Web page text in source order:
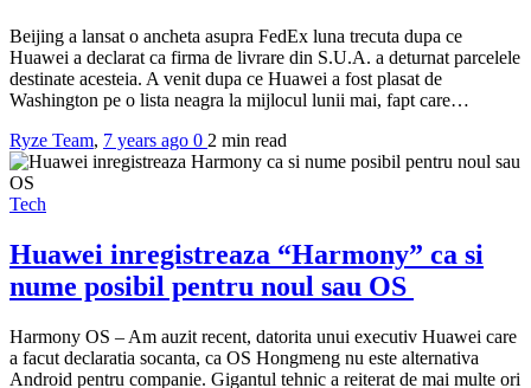
Beijing a lansat o ancheta asupra FedEx luna trecuta dupa ce
Huawei a declarat ca firma de livrare din S.U.A. a deturnat parcelele
destinate acesteia. A venit dupa ce Huawei a fost plasat de
Washington pe o lista neagra la mijlocul lunii mai, fapt care…
Ryze Team, 7 years ago 0 2 min read
Tech
Huawei inregistreaza “Harmony” ca si
nume posibil pentru noul sau OS
Harmony OS – Am auzit recent, datorita unui executiv Huawei care
a facut declaratia socanta, ca OS Hongmeng nu este alternativa
Android pentru companie. Gigantul tehnic a reiterat de mai multe ori